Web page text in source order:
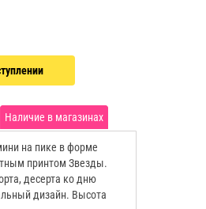
Наличие в магазинах
на пике в форме
принтом Звезды.
десерта ко дню
дизайн. Высота